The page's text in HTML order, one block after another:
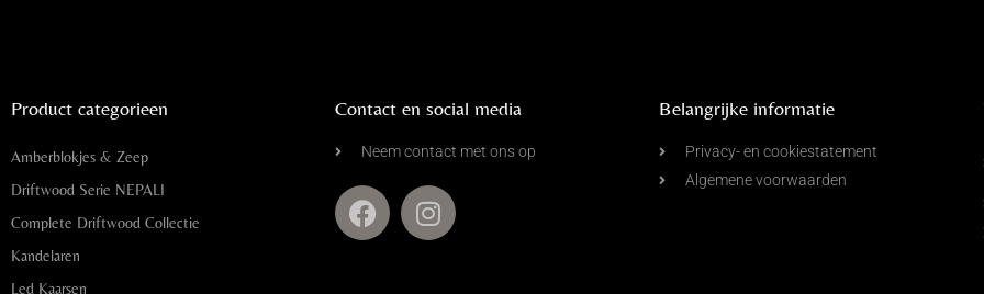
Product categorieen
Amberblokjes & Zeep
Driftwood Serie NEPALI
Complete Driftwood Collectie
Kandelaren
Led Kaarsen
Contact en social media
Neem contact met ons op
Belangrijke informatie
Privacy- en cookiestatement
Algemene voorwaarden